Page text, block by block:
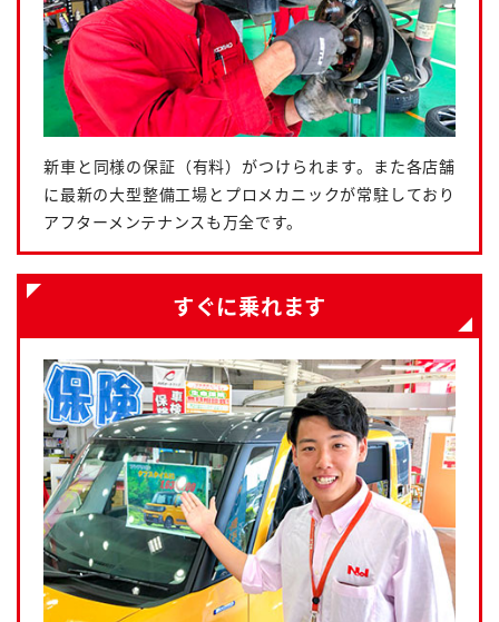
新車と同様の保証（有料）がつけられます。また各店舗
に最新の大型整備工場とプロメカニックが常駐しており
アフターメンテナンスも万全です。
すぐに乗れます